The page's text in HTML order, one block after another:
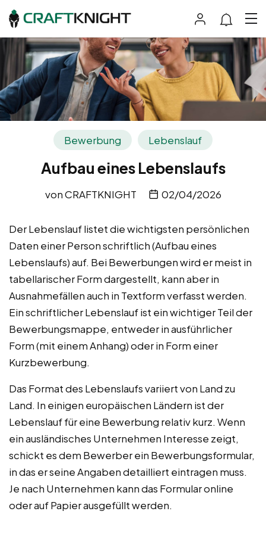
Bewerbung Lebenslauf
Aufbau eines Lebenslaufs
vonCRAFTKNIGHT 02/04/2026
Der Lebenslauf listet die wichtigsten persönlichen
Daten einer Person schriftlich (Aufbau eines
Lebenslaufs) auf. Bei Bewerbungen wird er meist in
tabellarischer Form dargestellt, kann aber in
Ausnahmefällen auch in Textform verfasst werden.
Ein schriftlicher Lebenslauf ist ein wichtiger Teil der
Bewerbungsmappe, entweder in ausführlicher
Form (mit einem Anhang) oder in Form einer
Kurzbewerbung.
Das Format des Lebenslaufs variiert von Land zu
Land. In einigen europäischen Ländern ist der
Lebenslauf für eine Bewerbung relativ kurz. Wenn
ein ausländisches Unternehmen Interesse zeigt,
schickt es dem Bewerber ein Bewerbungsformular,
in das er seine Angaben detailliert eintragen muss.
Je nach Unternehmen kann das Formular online
oder auf Papier ausgefüllt werden.